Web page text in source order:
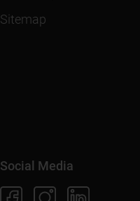
Sitemap
Social Media